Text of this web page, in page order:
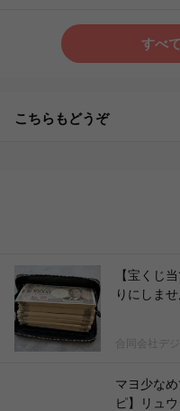
すべ
こちらもどうぞ
【宝くじ
りにしま
合同会社デ
マヨ少な
ピ】リュ